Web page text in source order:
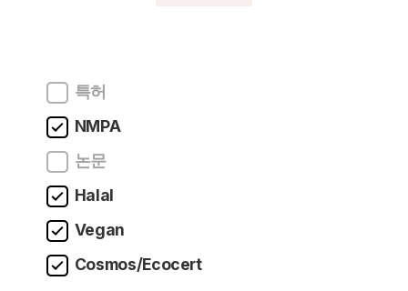
특허
NMPA
논문
Halal
Vegan
Cosmos/Ecocert